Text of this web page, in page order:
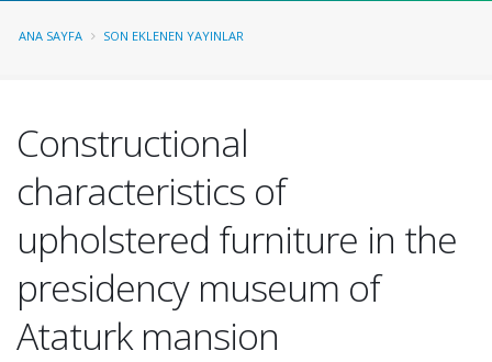
ANA SAYFA SON EKLENEN YAYINLAR
Constructional
characteristics of
upholstered furniture in the
presidency museum of
Ataturk mansion